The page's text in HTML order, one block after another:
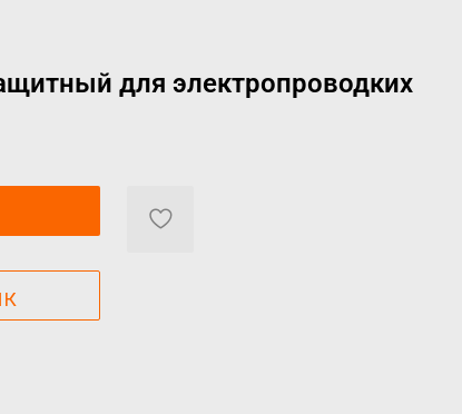
для электропроводкиx